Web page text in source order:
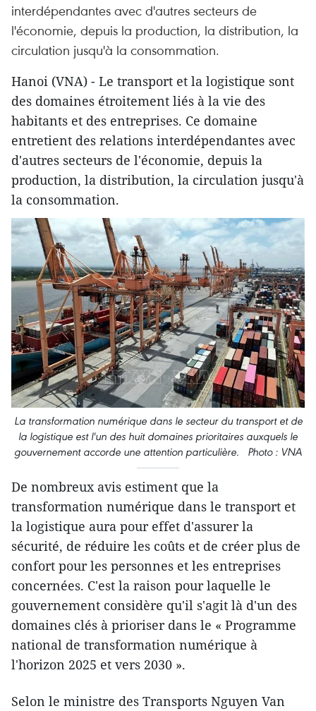
interdépendantes avec d'autres secteurs de
l'économie, depuis la production, la distribution, la
circulation jusqu'à la consommation.
Hanoi (VNA) - Le transport et la logistique sont
des domaines étroitement liés à la vie des
habitants et des entreprises. Ce domaine
entretient des relations interdépendantes avec
d'autres secteurs de l'économie, depuis la
production, la distribution, la circulation jusqu'à
la consommation.
La transformation numérique dans le secteur du transport et de
la logistique est l'un des huit domaines prioritaires auxquels le
gouvernement accorde une attention particulière. Photo : VNA
De nombreux avis estiment que la
transformation numérique dans le transport et
la logistique aura pour effet d'assurer la
sécurité, de réduire les coûts et de créer plus de
confort pour les personnes et les entreprises
concernées. C'est la raison pour laquelle le
gouvernement considère qu'il s'agit là d'un des
domaines clés à prioriser dans le « Programme
national de transformation numérique à
l'horizon 2025 et vers 2030 ».
Selon le ministre des Transports Nguyen Van